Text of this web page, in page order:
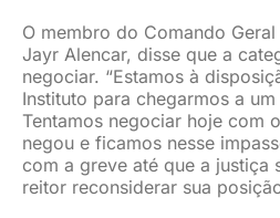
O membro do Comando
Jayr Alencar, disse que a
negociar. “Estamos à
Instituto para chegarmos a
Tentamos negociar hoje com
negou e ficamos nesse
com a greve até que a justiça
reitor reconsiderar sua